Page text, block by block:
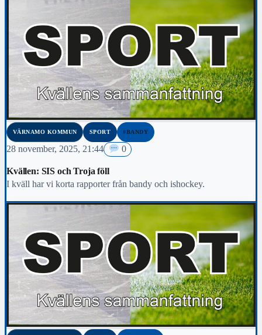
VÄRNAMO KOMMUN SPORT #BANDY
28 november, 2025, 21:44 0
Kvällen: SIS och Troja föll
I kväll har vi korta rapporter från bandy och ishockey.